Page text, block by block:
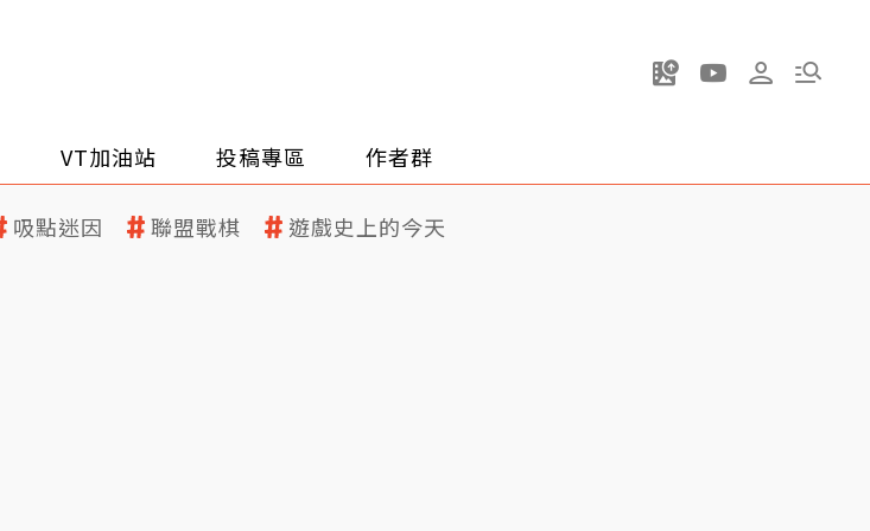
VT加油站 投稿專區 作者群
吸點迷因 聯盟戰棋 遊戲史上的今天